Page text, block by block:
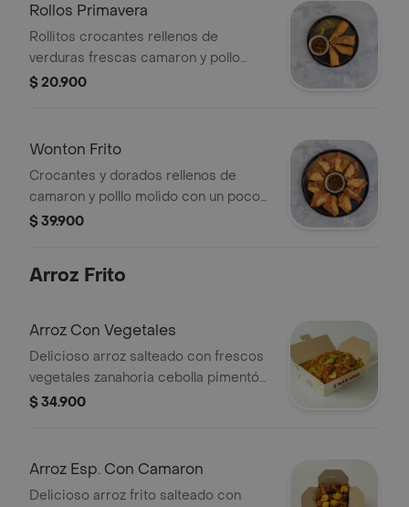
Rollos Primavera
Rollitos crocantes rellenos de
verduras frescas camaron y pollo
molido un clásico oriental que
$ 20.900
Wonton Frito
Crocantes y dorados rellenos de
camaron y polllo molido con un poco
de zanahoria y cebolla. Un bocado
$ 39.900
Arroz Frito
Arroz Con Vegetales
Delicioso arroz salteado con frescos
vegetales zanahoria cebolla pimentón
champiñones mazorquita china
$ 34.900
Arroz Esp. Con Camaron
Delicioso arroz frito salteado con